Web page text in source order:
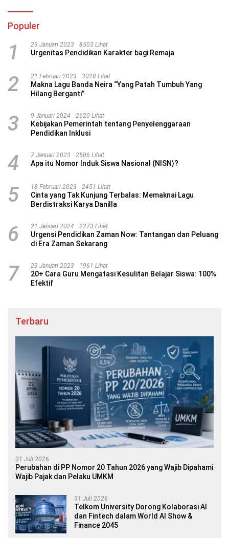
Populer
1 29 Januari 2023 8503 Lihat
Urgenitas Pendidikan Karakter bagi Remaja
2 21 Februari 2023 3028 Lihat
Makna Lagu Banda Neira “Yang Patah Tumbuh Yang
Hilang Berganti”
3 9 Januari 2024 2620 Lihat
Kebijakan Pemerintah tentang Penyelenggaraan
Pendidikan Inklusi
4 7 Januari 2023 2506 Lihat
Apa itu Nomor Induk Siswa Nasional (NISN)?
5 18 Februari 2023 2451 Lihat
Cinta yang Tak Kunjung Terbalas: Memaknai Lagu
Berdistraksi Karya Danilla
6 21 Januari 2024 2273 Lihat
Urgensi Pendidikan Zaman Now: Tantangan dan Peluang
di Era Zaman Sekarang
7 23 Januari 2023 1961 Lihat
20+ Cara Guru Mengatasi Kesulitan Belajar Siswa: 100%
Efektif
Terbaru
31 Juli 2026
Perubahan di PP Nomor 20 Tahun 2026 yang Wajib Dipahami
Wajib Pajak dan Pelaku UMKM
31 Juli 2026
Telkom University Dorong Kolaborasi AI
dan Fintech dalam World AI Show &
Finance 2045